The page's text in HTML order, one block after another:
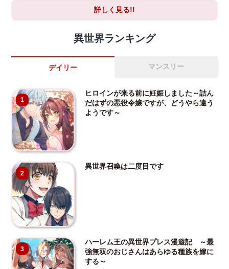
詳しく見る!!
異世界ランキング
デイリー マンスリー
1
ヒロインが来る前に妊娠しました～詰ん
だはずの悪役令嬢ですが、どうやら違う
ようです～
2
異世界召喚は二度目です
3
ハーレム王の異世界プレス漫遊記 ～最
強無双のおじさんはあらゆる種族を嫁に
する～